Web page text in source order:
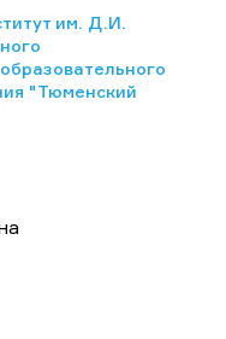
им. Д.И.
"Тюменский